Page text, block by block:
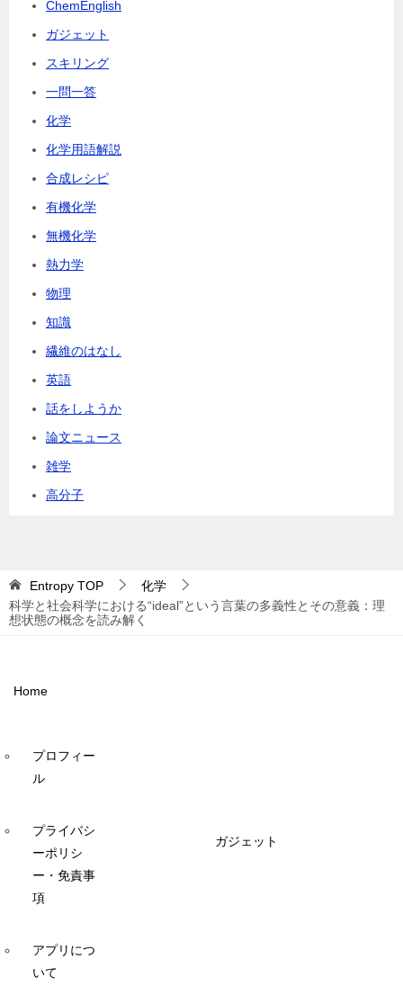
ChemEnglish
ガジェット
スキリング
一問一答
化学
化学用語解説
合成レシピ
有機化学
無機化学
熱力学
物理
知識
繊維のはなし
英語
話をしようか
論文ニュース
雑学
高分子
Entropy TOP
化学
科学と社会科学における“ideal”という言葉の多義性とその意義：理
想状態の概念を読み解く
Home
プロフィー
ル
プライバシ
ーポリシ
ー・免責事
項
アプリにつ
いて
ガジェット